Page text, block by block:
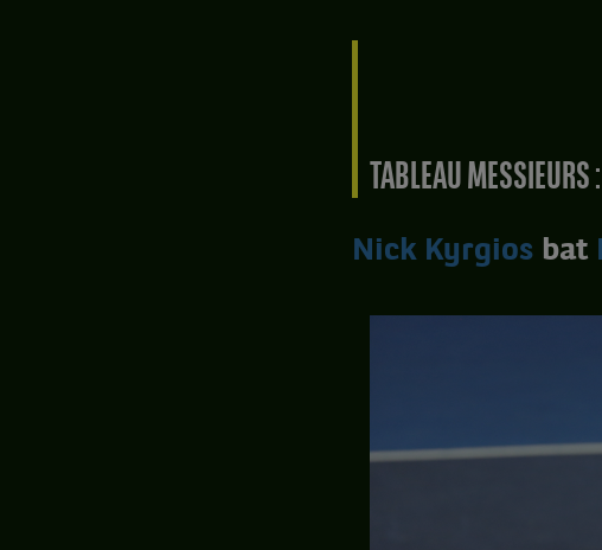
TABLEAU MESSIEURS :
Nick Kyrgios bat